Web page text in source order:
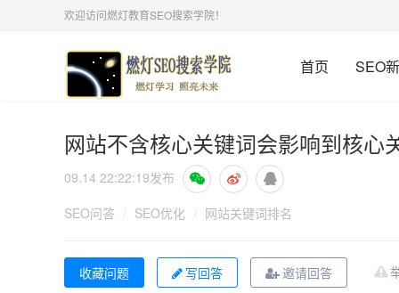
欢迎访问燃灯教育SEO搜索学院！
首页 SEO
网站不含核心关键词会影响到核心
09.14 22:22:19发布
SEO问答 / SEO优化 / 网站关键词排名
写回答 邀请回答